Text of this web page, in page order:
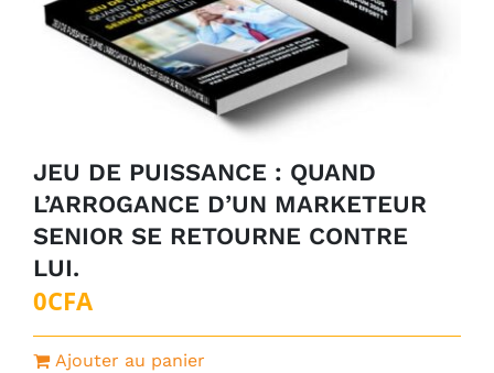
JEU DE PUISSANCE : QUAND
L’ARROGANCE D’UN MARKETEUR
SENIOR SE RETOURNE CONTRE
LUI.
0CFA
Ajouter au panier